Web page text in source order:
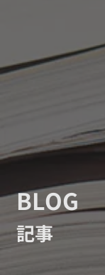
BLOG
記事